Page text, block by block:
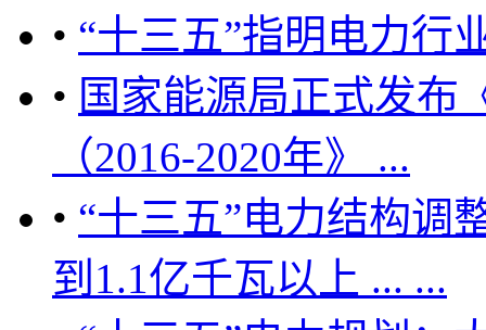
• “十三五”指明电力行
• 国家能源局正式发布
（2016-2020年》 ...
• “十三五”电力结构调
到1.1亿千瓦以上 ... ...